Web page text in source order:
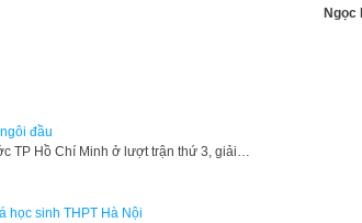
Ngọc
đầu
TP Hồ Chí Minh ở lượt trận thứ 3, giải…
học sinh THPT Hà Nội